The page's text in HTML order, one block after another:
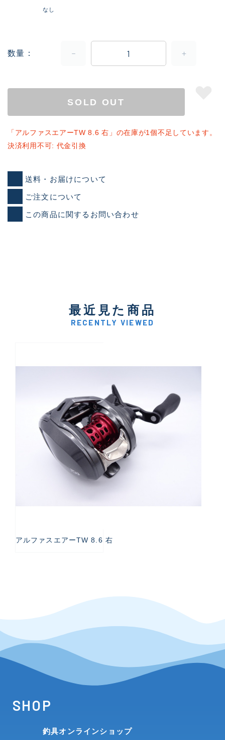
なし
数量
SOLD OUT
「アルファスエアーTW 8.6 右」の在庫が1個不足しています。
決済利用不可: 代金引換
送料・お届けについて
ご注文について
この商品に関するお問い合わせ
最近見た商品
RECENTLY VIEWED
アルファスエアーTW 8.6 右
SHOP
釣具オンラインショップ